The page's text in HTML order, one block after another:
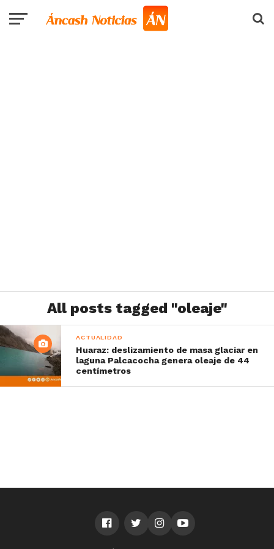
All posts tagged "oleaje"
ACTUALIDAD
Huaraz: deslizamiento de masa glaciar en
laguna Palcacocha genera oleaje de 44
centímetros